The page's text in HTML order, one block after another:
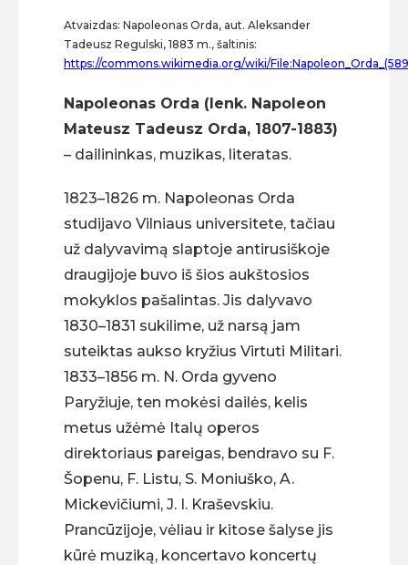
Atvaizdas: Napoleonas Orda, aut. Aleksander
Tadeusz Regulski, 1883 m., šaltinis:
https://commons.wikimedia.org/wiki/
Napoleonas Orda (lenk. Napoleon
Mateusz Tadeusz Orda, 1807-1883)
– dailininkas, muzikas, literatas.
1823–1826 m. Napoleonas Orda
studijavo Vilniaus universitete, tačiau
už dalyvavimą slaptoje antirusiškoje
draugijoje buvo iš šios aukštosios
mokyklos pašalintas. Jis dalyvavo
1830–1831 sukilime, už narsą jam
suteiktas aukso kryžius Virtuti Militari.
1833–1856 m. N. Orda gyveno
Paryžiuje, ten mokėsi dailės, kelis
metus užėmė Italų operos
direktoriaus pareigas, bendravo su F.
Šopenu, F. Listu, S. Moniuško, A.
Mickevičiumi, J. I. Kraševskiu.
Prancūzijoje, vėliau ir kitose šalyse jis
kūrė muziką, koncertavo koncertų